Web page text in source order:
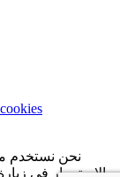
سياسة cookies
نحن نستخدم
الاستمرار في